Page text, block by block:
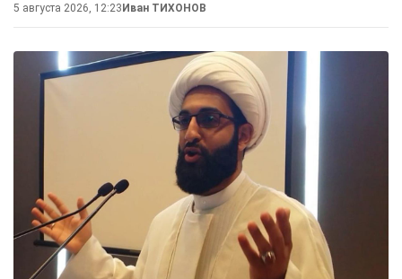
5 августа 2026, 12:23Иван ТИХОНОВ